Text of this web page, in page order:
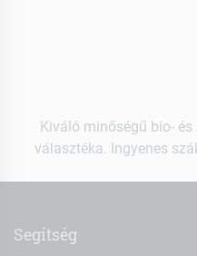
Kiváló minőségű bio-
választéka. Ingyenes
Segítség